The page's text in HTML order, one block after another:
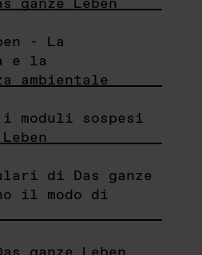
- La
e la
ambientale
moduli sospesi
di Das ganze
il modo di